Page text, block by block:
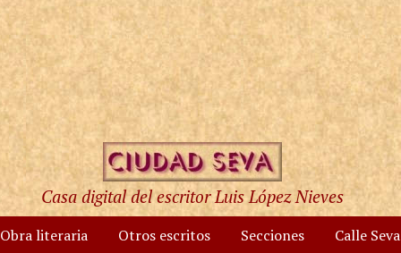
Casa digital del escritor Luis López Nieves
Obra literaria Otros escritos Secciones Calle Seva